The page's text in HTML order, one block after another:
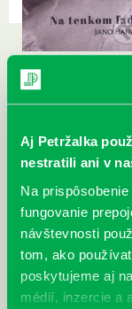
Aj Petržalka
nestratili ani v
Na
fungovanie
návštevnosti
tom, ako
poskytujeme aj
médií, inzercie a